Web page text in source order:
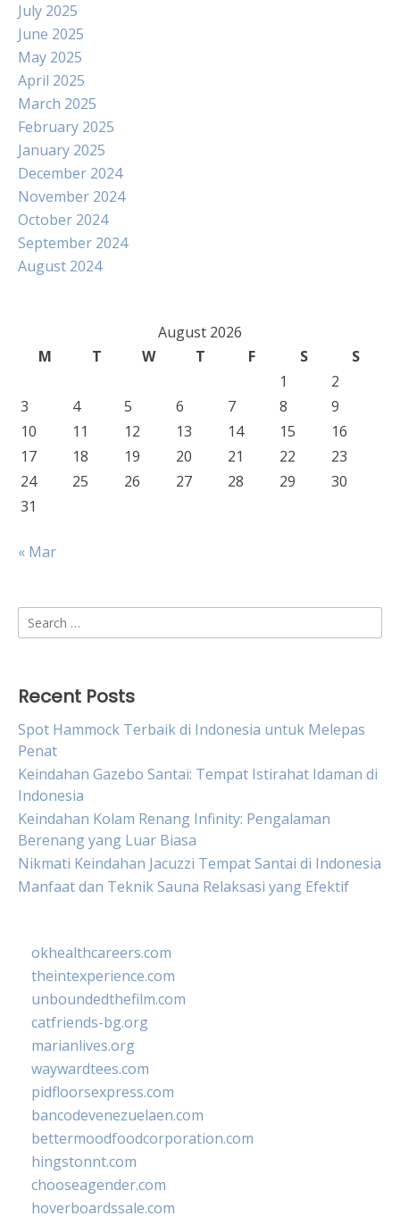
July 2025
June 2025
May 2025
April 2025
March 2025
February 2025
January 2025
December 2024
November 2024
October 2024
September 2024
August 2024
August 2026
M
T W T F S
S
1
2
3
4 5 6 7 8
9
10
11 12 13 14 15
16
17
18 19 20 21 22
23
24
25 26 27 28 29
30
31
« Mar
Search
for:
Recent Posts
Spot Hammock Terbaik di Indonesia untuk Melepas
Penat
Keindahan Gazebo Santai: Tempat Istirahat Idaman di
Indonesia
Keindahan Kolam Renang Infinity: Pengalaman
Berenang yang Luar Biasa
Nikmati Keindahan Jacuzzi Tempat Santai di Indonesia
Manfaat dan Teknik Sauna Relaksasi yang Efektif
okhealthcareers.com
theintexperience.com
unboundedthefilm.com
catfriends-bg.org
marianlives.org
waywardtees.com
pidfloorsexpress.com
bancodevenezuelaen.com
bettermoodfoodcorporation.com
hingstonnt.com
chooseagender.com
hoverboardssale.com